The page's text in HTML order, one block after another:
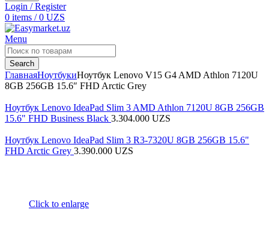
Login / Register
0 items / 0 UZS
Menu
Search
ГлавнаяНоутбукиНоутбук Lenovo V15 G4 AMD Athlon 7120U
8GB 256GB 15.6″ FHD Arctic Grey
Ноутбук Lenovo IdeaPad Slim 3 AMD Athlon 7120U 8GB 256GB
15.6" FHD Business Black 3.304.000 UZS
Ноутбук Lenovo IdeaPad Slim 3 R3-7320U 8GB 256GB 15.6"
FHD Arctic Grey 3.390.000 UZS
Click to enlarge